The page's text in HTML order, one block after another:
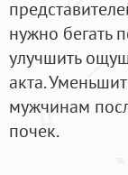
нужно бегать
улучшить
акта.
мужчинам
почек.